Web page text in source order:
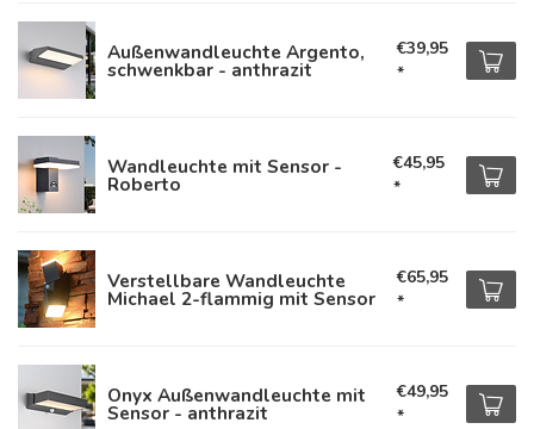
Außenwandleuchte Argento,
schwenkbar - anthrazit
€39,95
*
Wandleuchte mit Sensor -
Roberto
€45,95
*
Verstellbare Wandleuchte
Michael 2-flammig mit Sensor
€65,95
*
Onyx Außenwandleuchte mit
Sensor - anthrazit
€49,95
*